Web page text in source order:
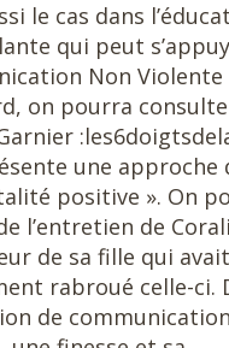
le cas dans
qui peut
Non Violente
on pourra
une approche
positive ». On
l’entretien de
de sa fille qui avait
rabroué celle-ci.
de